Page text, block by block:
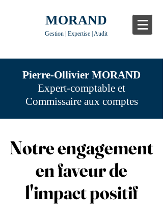
MORAND
Gestion | Expertise | Audit
Pierre-Ollivier MORAND
Expert-comptable et
Commissaire aux comptes
Notre engagement
en faveur de
l'impact positif
Notre engagement
en faveur de
l'impact positif